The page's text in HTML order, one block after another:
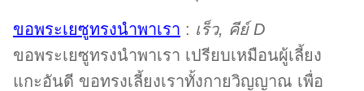
ขอพระเยซูทรงนำพาเรา : เร็ว, คีย์ D
ขอพระเยซูทรงนำพาเรา เปรียบเหมือนผู้เลี้ยง
แกะอันดี ขอทรงเลี้ยงเราทั้งกายวิญญาณ เพื่อ